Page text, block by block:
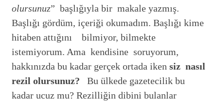
olursunuz” başlığıyla bir makale yazmış.
Başlığı gördüm, içeriği okumadım. Başlığı kime
hitaben attığını bilmiyor, bilmekte
istemiyorum. Ama kendisine soruyorum,
hakkınızda bu kadar gerçek ortada iken siz nasıl
rezil olursunuz? Bu ülkede gazetecilik bu
kadar ucuz mu? Rezilliğin dibini bulanlar